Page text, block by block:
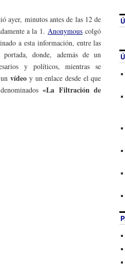
ayer, minutos antes de las 12 de
a la 1.Anonymous colgó
a esta información, entre las
donde, además de un
y políticos, mientras se
unvídeo y un enlace desde el que
«La Filtración de